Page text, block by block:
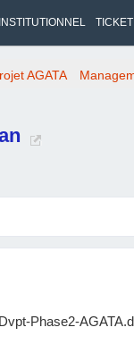
AGATA
Phase2-